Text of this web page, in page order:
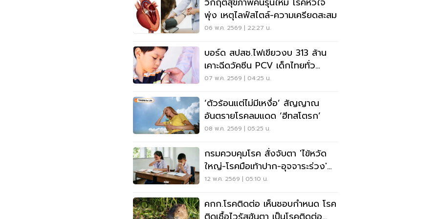
พุ่ง เหตุไลฟ์สไตล์-ความเครียดสะสม
06 พ.ค. 2569 | 22:27 น.
บอร์ด สปสช.ไฟเขียวงบ 313 ล้าน
เคาะฉีดวัคซีน PCV เด็กไทยทั่ว
ประเทศ
07 พ.ค. 2569 | 04:25 น.
‘ตัวร้อนแต่ไม่มีเหงื่อ’ สัญญาณ
อันตรายโรคลมแดด ‘ฮีทสโตรก’
08 พ.ค. 2569 | 05:25 น.
กรมควบคุมโรค สั่งจับตา 'ไข้หวัด
ใหญ่-โรคมือเท้าปาก-อุจจาระร่วง'
รับเปิดเทอม
12 พ.ค. 2569 | 05:10 น.
คกก.โรคติดต่อ เห็นชอบกำหนด โรค